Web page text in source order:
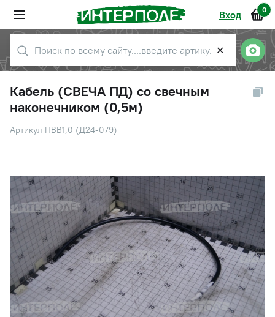
Вход 0
✕
Кабель (СВЕЧА ПД) со свечным
наконечником (0,5м)
Артикул ПВВ1,0 (Д24-079)